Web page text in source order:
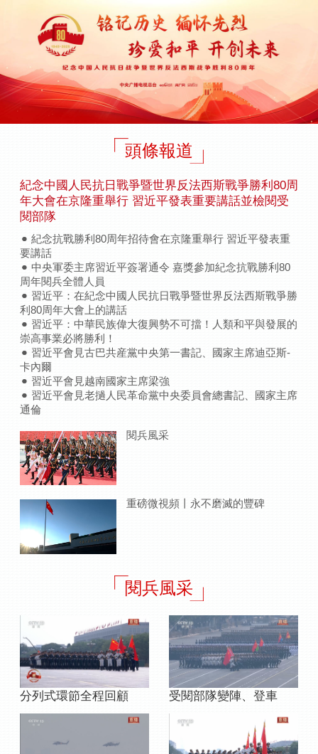
頭條報道
紀念中國人民抗日戰爭暨世界反法西斯戰爭勝利80周
年大會在京隆重舉行 習近平發表重要講話並檢閱受
閱部隊
紀念抗戰勝利80周年招待會在京隆重舉行 習近平發表重
要講話
中央軍委主席習近平簽署通令 嘉獎參加紀念抗戰勝利80
周年閱兵全體人員
習近平：在紀念中國人民抗日戰爭暨世界反法西斯戰爭勝
利80周年大會上的講話
習近平：中華民族偉大復興勢不可擋！人類和平與發展的
崇高事業必將勝利！
習近平會見古巴共産黨中央第一書記、國家主席迪亞斯-
卡內爾
習近平會見越南國家主席梁強
習近平會見老撾人民革命黨中央委員會總書記、國家主席
通倫
閱兵風采
重磅微視頻丨永不磨滅的豐碑
閱兵風采
分列式環節全程回顧 受閱部隊變陣、登車